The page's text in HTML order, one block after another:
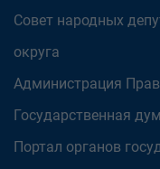
Совет народных
округа
Администрация
Государственная
Портал органов